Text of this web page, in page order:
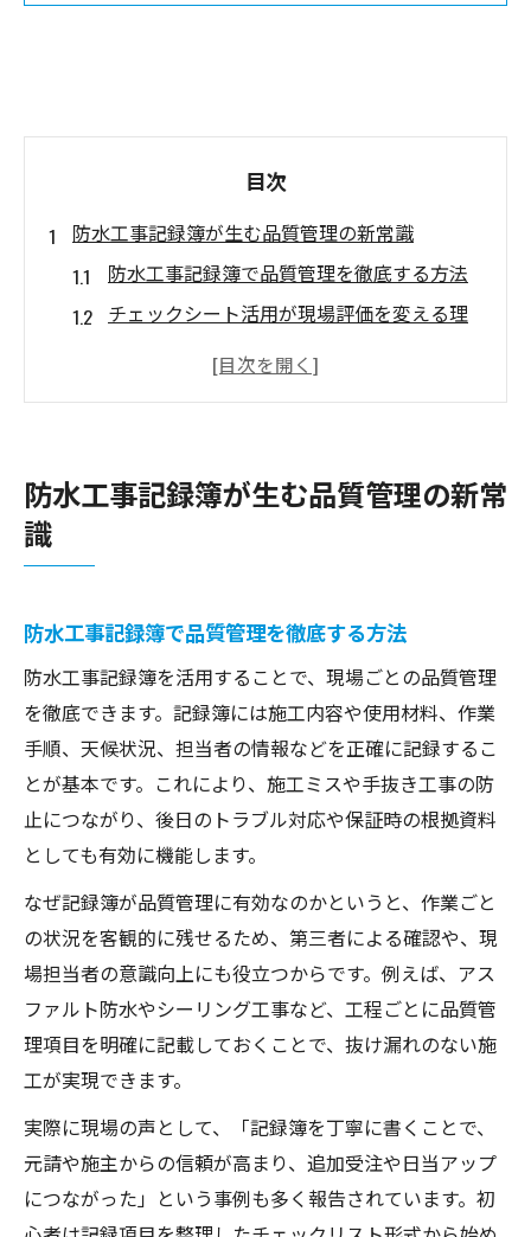
目次
防水工事記録簿が生む品質管理の新常識
防水工事記録簿で品質管理を徹底する方法
チェックシート活用が現場評価を変える理
実務で役立つ防水工事記録簿の書き方
品質管理に役立つ記録簿の作成ポイント
自主検査表と防水工事記録簿の連携法
シーリング工事品質管理の記録方法
記録簿の工夫で防水工事の品質を高める
防水工事品質向上に効く記録簿の工夫術
チェックシートを活かした記録の書き方
アスファルト防水の品質管理項目を整理
施工票の記載で保証対応も万全にする方法
自主検査表を使った現場改善の実践例
施工現場の信頼を記録に残す防水工事技術
防水工事記録簿で現場の信頼力を高める
品質管理項目を記録し技術力を証明する
防水工事施工票で履歴管理を徹底する
チェックシートで客観的な評価を残す
シーリング工事の品質記録が評価の鍵
防水工事記録簿が生む品質管理の新常
識
防水工事記録簿で品質管理を徹底する方法
防水工事記録簿を活用することで、現場ごとの品質管理
を徹底できます。記録簿には施工内容や使用材料、作業
手順、天候状況、担当者の情報などを正確に記録するこ
とが基本です。これにより、施工ミスや手抜き工事の防
止につながり、後日のトラブル対応や保証時の根拠資料
としても有効に機能します。
なぜ記録簿が品質管理に有効なのかというと、作業ごと
の状況を客観的に残せるため、第三者による確認や、現
場担当者の意識向上にも役立つからです。例えば、アス
ファルト防水やシーリング工事など、工程ごとに品質管
理項目を明確に記載しておくことで、抜け漏れのない施
工が実現できます。
実際に現場の声として、「記録簿を丁寧に書くことで、
元請や施主からの信頼が高まり、追加受注や日当アップ
につながった」という事例も多く報告されています。初